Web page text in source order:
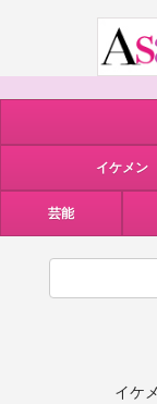
イケメン
芸能
イケ